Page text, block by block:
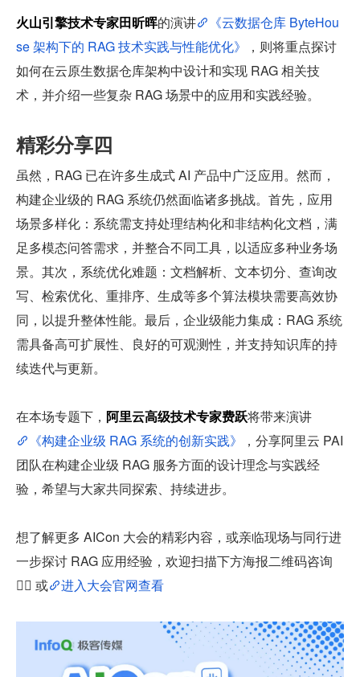
火山引擎技术专家田昕晖的演讲
《云数据仓库 ByteHou
se 架构下的 RAG 技术实践与性能优化》
，则将重点探讨
如何在云原生数据仓库架构中设计和实现 RAG 相关技
术，并介绍一些复杂 RAG 场景中的应用和实践经验。
精彩分享四
虽然，RAG 已在许多生成式 AI 产品中广泛应用。然而，
构建企业级的 RAG 系统仍然面临诸多挑战。首先，应用
场景多样化：系统需支持处理结构化和非结构化文档，满
足多模态问答需求，并整合不同工具，以适应多种业务场
景。其次，系统优化难题：文档解析、文本切分、查询改
写、检索优化、重排序、生成等多个算法模块需要高效协
同，以提升整体性能。最后，企业级能力集成：RAG 系统
需具备高可扩展性、良好的可观测性，并支持知识库的持
续迭代与更新。
在本场专题下， 阿里云高级技术专家费跃将带来演讲
《构建企业级 RAG 系统的创新实践》
，分享阿里云 PAI
团队在构建企业级 RAG 服务方面的设计理念与实践经
验，希望与大家共同探索、持续进步。
想了解更多 AICon 大会的精彩内容，或亲临现场与同行进
一步探讨 RAG 应用经验，欢迎扫描下方海报二维码咨询
👇🏻 或
进入大会官网查看